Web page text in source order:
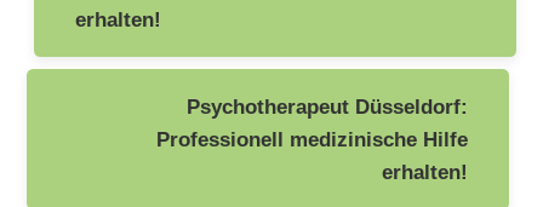
erhalten!
Psychotherapeut Düsseldorf:
Professionell medizinische Hilfe
erhalten!